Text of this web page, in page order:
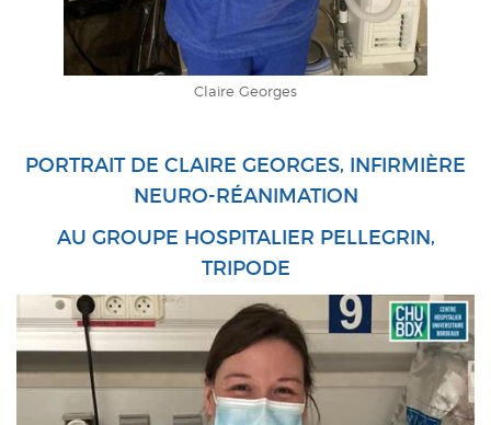
Claire Georges
PORTRAIT DE CLAIRE GEORGES, INFIRMIÈRE
NEURO-RÉANIMATION
AU GROUPE HOSPITALIER PELLEGRIN,
TRIPODE